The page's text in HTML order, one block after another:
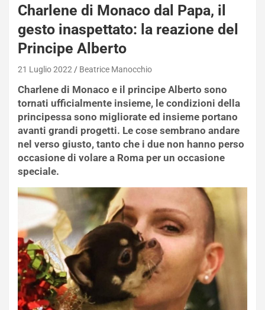
Charlene di Monaco dal Papa, il
gesto inaspettato: la reazione del
Principe Alberto
21 Luglio 2022 Beatrice Manocchio
Charlene di Monaco e il principe Alberto sono
tornati ufficialmente insieme, le condizioni della
principessa sono migliorate ed insieme portano
avanti grandi progetti. Le cose sembrano andare
nel verso giusto, tanto che i due non hanno perso
occasione di volare a Roma per un occasione
speciale.